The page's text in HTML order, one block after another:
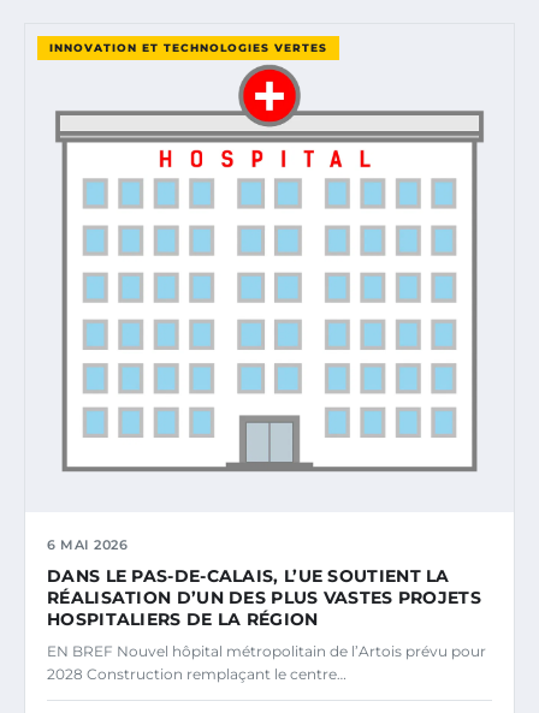
INNOVATION ET TECHNOLOGIES VERTES
6 MAI 2026
DANS LE PAS-DE-CALAIS, L’UE SOUTIENT LA
RÉALISATION D’UN DES PLUS VASTES PROJETS
HOSPITALIERS DE LA RÉGION
EN BREF Nouvel hôpital métropolitain de l’Artois prévu pour
2028 Construction remplaçant le centre…